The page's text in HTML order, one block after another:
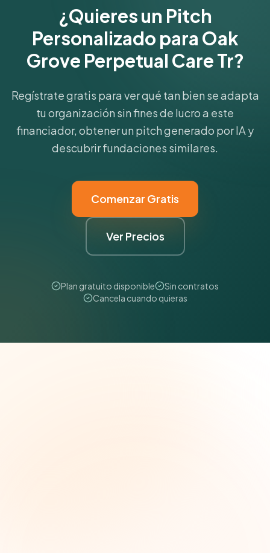
¿Quieres un Pitch
Personalizado para Oak
Grove Perpetual Care Tr?
Regístrate gratis para ver qué tan bien se adapta
tu organización sin fines de lucro a este
financiador, obtener un pitch generado por IA y
descubrir fundaciones similares.
Comenzar Gratis
Ver Precios
Plan gratuito disponible
Sin contratos
Cancela cuando quieras